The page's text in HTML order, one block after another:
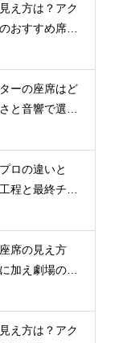
え方は？アク
おすすめ席を
ーの座席はど
と音響で選ぶ
ン
ロの違いと
程と最終チェ
席の見え方
加え劇場の魅
え方は？アク